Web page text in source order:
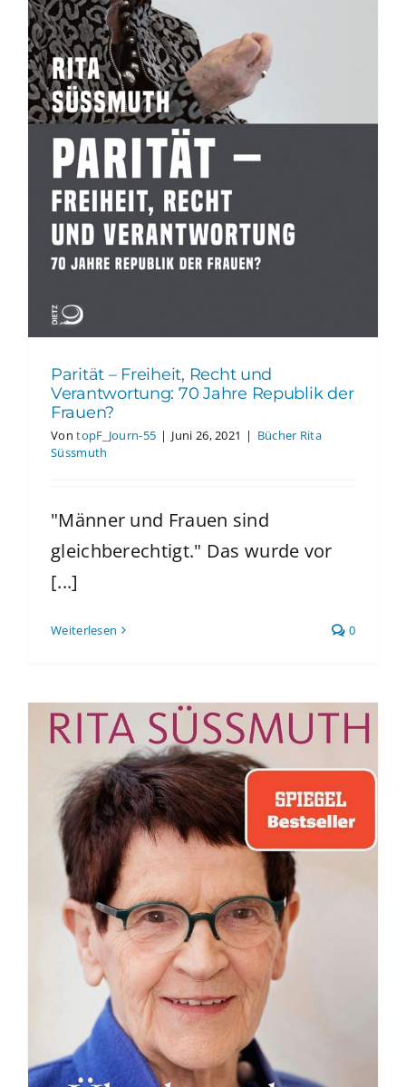
Parität – Freiheit, Recht und
Verantwortung: 70 Jahre Republik der
Frauen?
VontopF_Journ-55 | Juni 26, 2021 | Bücher Rita
Süssmuth
"Männer und Frauen sind
gleichberechtigt." Das wurde vor
[...]
Weiterlesen 0